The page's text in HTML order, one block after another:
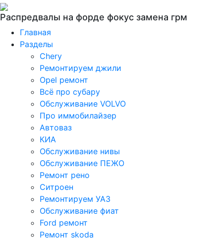
Распредвалы на форде фокус замена грм
Главная
Разделы
Chery
Ремонтируем джили
Opel ремонт
Всё про субару
Обслуживание VOLVO
Про иммобилайзер
Автоваз
КИА
Обслуживание нивы
Обслуживание ПЕЖО
Ремонт рено
Ситроен
Ремонтируем УАЗ
Обслуживание фиат
Ford ремонт
Ремонт skoda